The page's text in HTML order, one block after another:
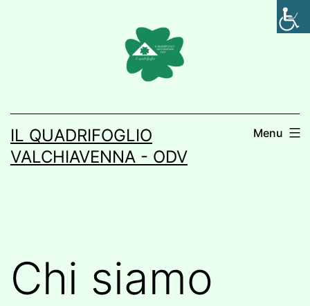
IL QUADRIFOGLIO
VALCHIAVENNA - ODV
Menu
Chi siamo